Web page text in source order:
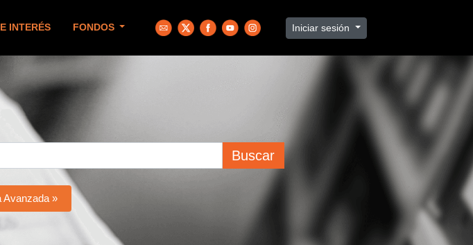
INTERÉS FONDOS Iniciar sesión
Buscar
Avanzada »